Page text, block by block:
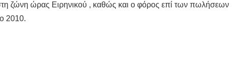
ζώνη ώρας Ειρηνικού , καθώς και ο φόρος επί των πωλήσεων
2010.